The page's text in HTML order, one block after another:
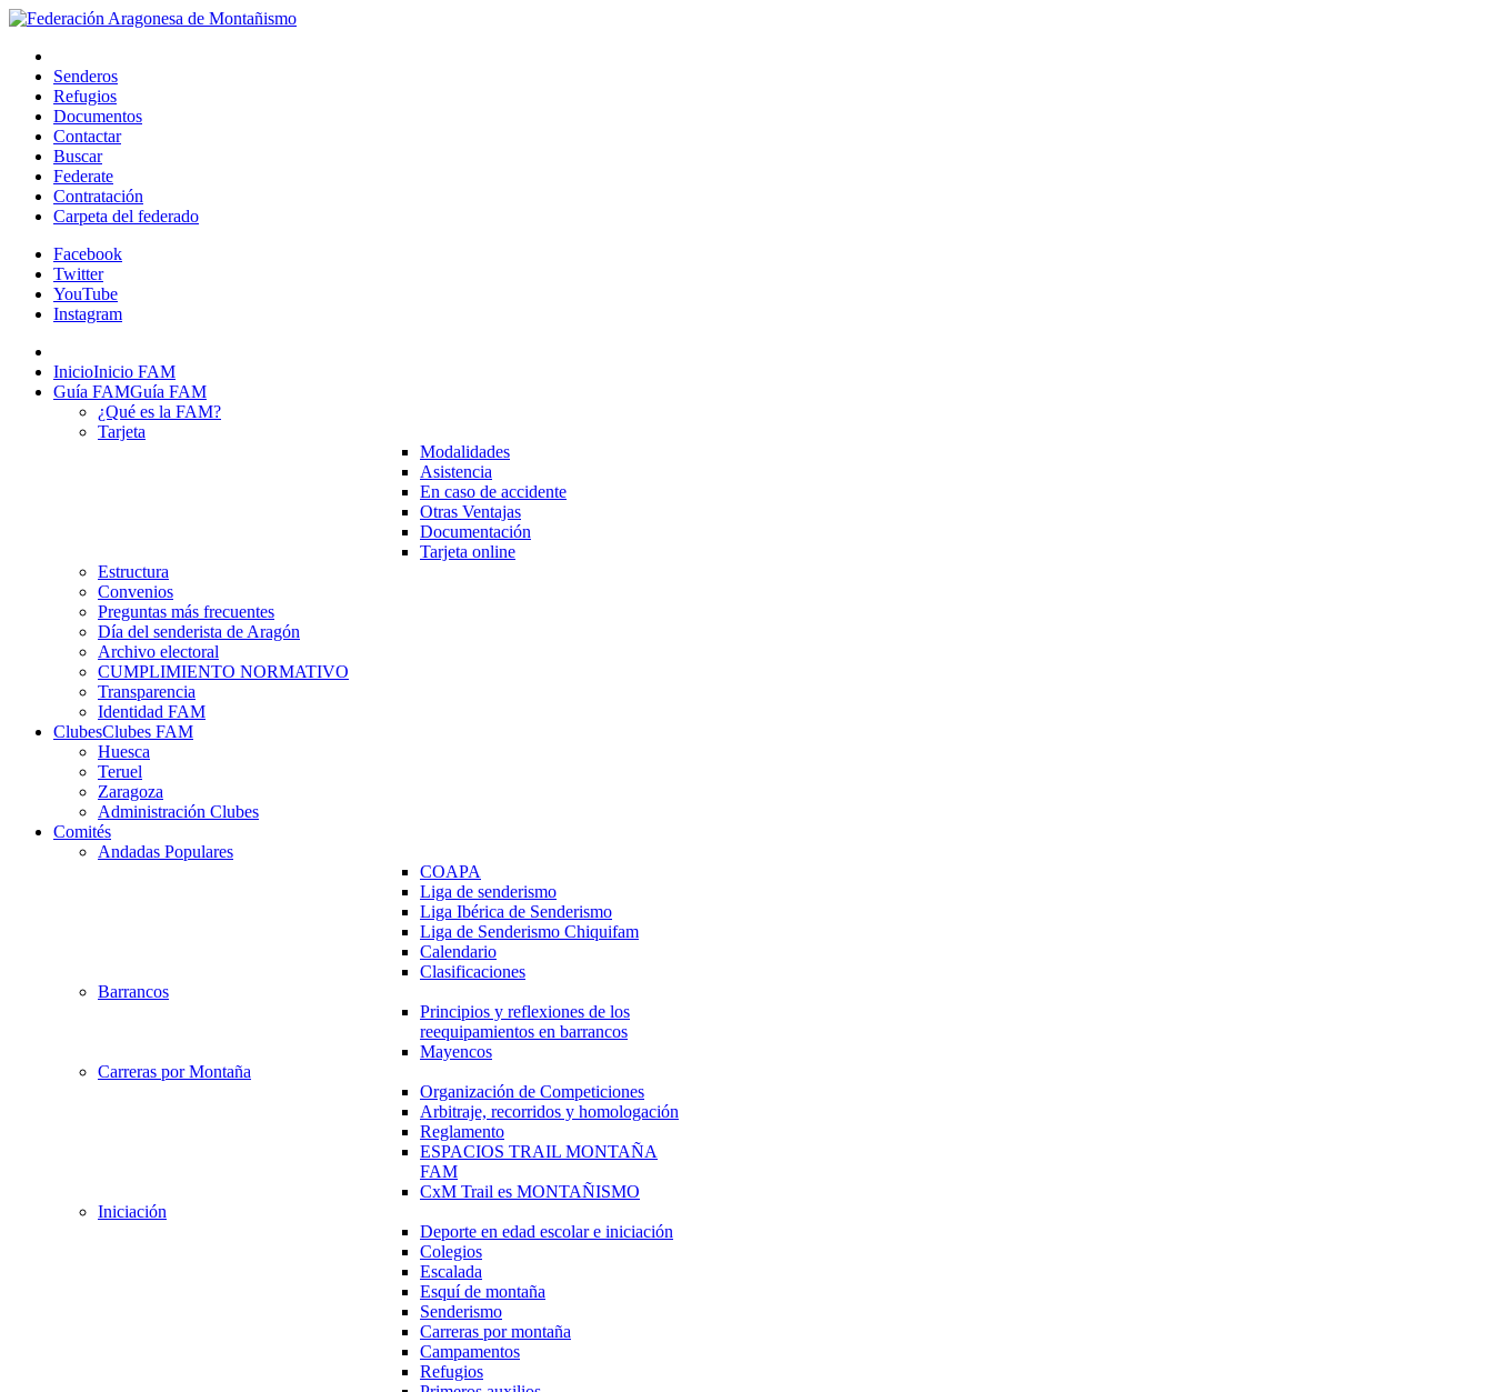
Senderos
Refugios
Documentos
Contactar
Buscar
Federate
Contratación
Carpeta del federado
Facebook
Twitter
YouTube
Instagram
InicioInicio FAM
Guía FAMGuía FAM
¿Qué es la FAM?
Tarjeta
Modalidades
Asistencia
En caso de accidente
Otras Ventajas
Documentación
Tarjeta online
Estructura
Convenios
Preguntas más frecuentes
Día del senderista de Aragón
Archivo electoral
CUMPLIMIENTO NORMATIVO
Transparencia
Identidad FAM
ClubesClubes FAM
Huesca
Teruel
Zaragoza
Administración Clubes
Comités
Andadas Populares
COAPA
Liga de senderismo
Liga Ibérica de Senderismo
Liga de Senderismo Chiquifam
Calendario
Clasificaciones
Barrancos
Principios y reflexiones de los
reequipamientos en barrancos
Mayencos
Carreras por Montaña
Organización de Competiciones
Arbitraje, recorridos y homologación
Reglamento
ESPACIOS TRAIL MONTAÑA
FAM
CxM Trail es MONTAÑISMO
Iniciación
Deporte en edad escolar e iniciación
Colegios
Escalada
Esquí de montaña
Senderismo
Carreras por montaña
Campamentos
Refugios